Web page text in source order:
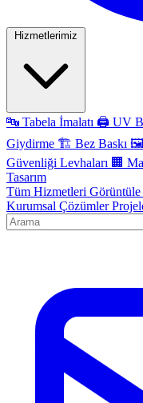
🔤 Tabela İmalatı 🖨️ UV
Giydirme 🏗️ Bez Baskı 🖼️
Güvenliği Levhaları 🏢
Tasarım
Tüm Hizmetleri
Kurumsal Çözümler